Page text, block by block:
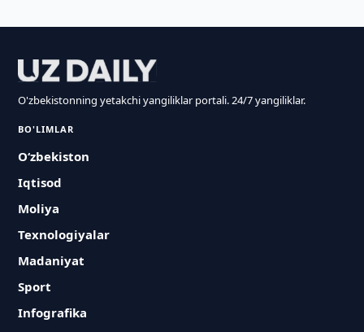
O'zbekistonning yetakchi yangiliklar portali. 24/7 yangiliklar.
BO'LIMLAR
O‘zbekiston
Iqtisod
Moliya
Texnologiyalar
Madaniyat
Sport
Infografika